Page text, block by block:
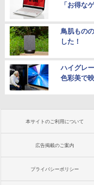
「お得な
鳥肌もの
した！
ハイグレ
色彩美で
本サイトのご利用について
広告掲載のご案内
プライバシーポリシー